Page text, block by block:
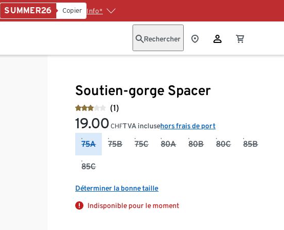
SUMMER26 Copier Info*
Rechercher
Soutien-gorge Spacer
(1)
19.00 CHFTVA inclusehors frais de port
75A 75B 75C 80A 80B 80C 85B
85C
Déterminer la bonne taille
Indisponible pour le moment